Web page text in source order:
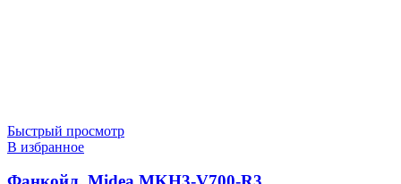
Быстрый просмотр
В избранное